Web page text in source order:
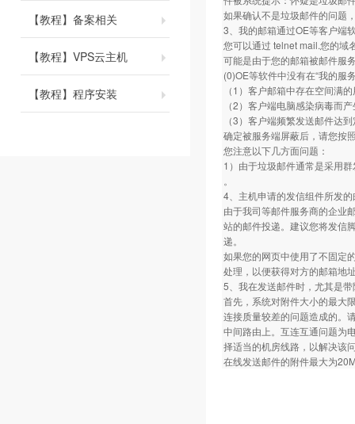
【教程】备案相关
【教程】VPS云主机
【教程】程序安装
如果确认不是垃圾邮件的问题
3、我的邮箱通过OE等客户端
您可以通过 telnet mail.您的域
可能是由于您的邮箱被邮件服
(0)OE等软件中没有在“我的服
（1）客户邮箱中存在空间满
（2）客户端电脑感染病毒而
（3）客户端频繁发送邮件达
确定被服务端屏蔽后，请您按
您注意以下几方面问题：
1）由于垃圾邮件通常是采用
。
4、主机申请的发信组件所发
由于我司等邮件服务商的企业
站的邮件投递。建议您将发信
递。
如果您的网页中使用了不固定
处理，以便获得对方的邮箱地
5、我在发送邮件时，尤其是
首先，系统对附件大小的最大
连接质量较差的问题造成的。
中间路由上。互连互通问题为
择适当的机房线路，以解决该
在线发送邮件的附件最大为